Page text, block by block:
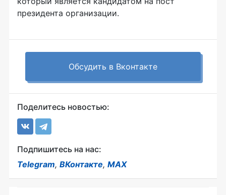
президента организации.
Обсудить в Вконтакте
Поделитесь новостью:
Подпишитесь на нас:
Telegram, ВКонтакте, MAX